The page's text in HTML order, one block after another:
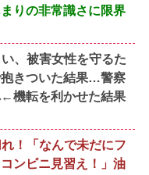
りの非常識さに限界
、被害女性を守るた
きついた結果…警察
機転を利かせた結果
！「なんで未だにフ
ンビニ見習え！」油